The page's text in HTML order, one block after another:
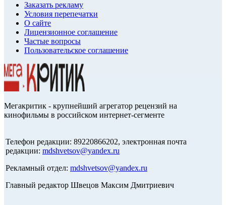
Заказать рекламу
Условия перепечатки
О сайте
Лицензионное соглашение
Частые вопросы
Пользовательское соглашение
Мегакритик - крупнейший агрегатор рецензий на
кинофильмы в российском интернет-сегменте
Телефон редакции: 89220866202, электронная почта
редакции: mdshvetsov@yandex.ru
Рекламный отдел: mdshvetsov@yandex.ru
Главный редактор Швецов Максим Дмитриевич